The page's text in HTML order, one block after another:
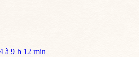
à 9 h 12 min